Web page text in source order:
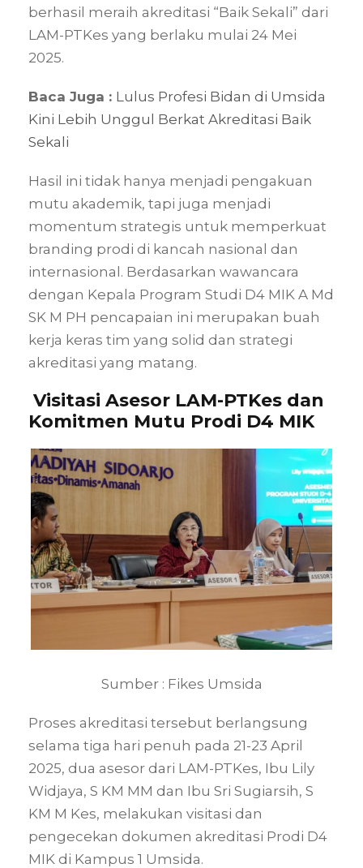
berhasil meraih akreditasi “Baik Sekali” dari
LAM-PTKes yang berlaku mulai 24 Mei
2025.
Baca Juga : Lulus Profesi Bidan di Umsida
Kini Lebih Unggul Berkat Akreditasi Baik
Sekali
Hasil ini tidak hanya menjadi pengakuan
mutu akademik, tapi juga menjadi
momentum strategis untuk memperkuat
branding prodi di kancah nasional dan
internasional. Berdasarkan wawancara
dengan Kepala Program Studi D4 MIK A Md
SK M PH pencapaian ini merupakan buah
kerja keras tim yang solid dan strategi
akreditasi yang matang.
Visitasi Asesor LAM-PTKes dan
Komitmen Mutu Prodi D4 MIK
Sumber : Fikes Umsida
Proses akreditasi tersebut berlangsung
selama tiga hari penuh pada 21-23 April
2025, dua asesor dari LAM-PTKes, Ibu Lily
Widjaya, S KM MM dan Ibu Sri Sugiarsih, S
KM M Kes, melakukan visitasi dan
pengecekan dokumen akreditasi Prodi D4
MIK di Kampus 1 Umsida.